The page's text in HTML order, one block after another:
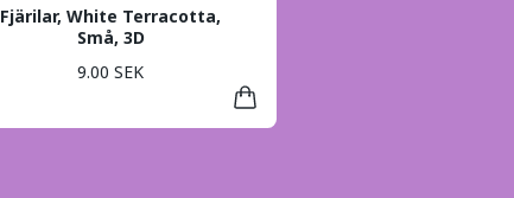
Fjärilar, White Terracotta,
Små, 3D
9.00 SEK